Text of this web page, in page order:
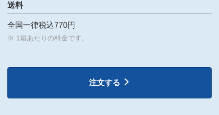
送料
全国一律税込770円
※ 1箱あたりの料金です。
注文する